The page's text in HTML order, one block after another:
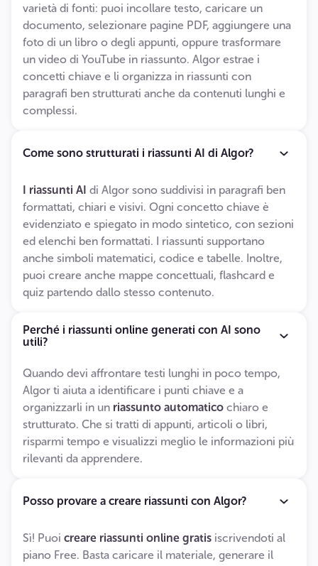
varietà di fonti: puoi incollare testo, caricare un
documento, selezionare pagine PDF, aggiungere una
foto di un libro o degli appunti, oppure trasformare
un video di YouTube in riassunto. Algor estrae i
concetti chiave e li organizza in riassunti con
paragrafi ben strutturati anche da contenuti lunghi e
complessi.
Come sono strutturati i riassunti AI di Algor?
I riassunti AI di Algor sono suddivisi in paragrafi ben
formattati, chiari e visivi. Ogni concetto chiave è
evidenziato e spiegato in modo sintetico, con sezioni
ed elenchi ben formattati. I riassunti supportano
anche simboli matematici, codice e tabelle. Inoltre,
puoi creare anche mappe concettuali, flashcard e
quiz partendo dallo stesso contenuto.
Perché i riassunti online generati con AI sono
utili?
Quando devi affrontare testi lunghi in poco tempo,
Algor ti aiuta a identificare i punti chiave e a
organizzarli in un riassunto automatico chiaro e
strutturato. Che si tratti di appunti, articoli o libri,
risparmi tempo e visualizzi meglio le informazioni più
rilevanti da apprendere.
Posso provare a creare riassunti con Algor?
Sì! Puoi creare riassunti online gratis iscrivendoti al
piano Free. Basta caricare il materiale, generare il